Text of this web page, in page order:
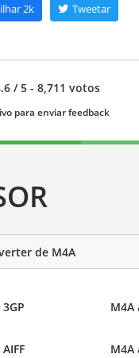
2k Tweetar
/ 5 - 8,711 votos
para enviar feedback
de M4A
M4A
M4A